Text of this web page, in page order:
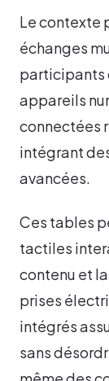
Le contexte
échanges
participants
appareils
connectées
intégrant
avancées.
Ces tables
tactiles
contenu et
prises
intégrés
sans